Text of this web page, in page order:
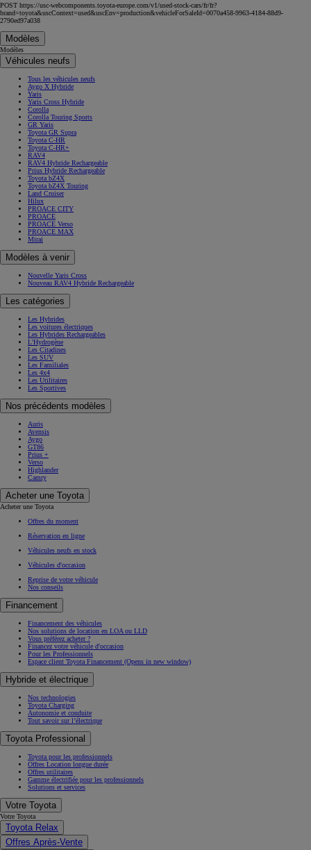
POST https://usc-webcomponents.toyota-europe.com/v1/used-stock-cars/fr/fr?
brand=toyota&uscContext=used&uscEnv=production&vehicleForSaleId=0070a458-9963-4184-88d9-
2790ed97a038
Modèles
Modèles
Véhicules neufs
Tous les véhicules neufs
Aygo X Hybride
Yaris
Yaris Cross Hybride
Corolla
Corolla Touring Sports
GR Yaris
Toyota GR Supra
Toyota C-HR
Toyota C-HR+
RAV4
RAV4 Hybride Rechargeable
Prius Hybride Rechargeable
Toyota bZ4X
Toyota bZ4X Touring
Land Cruiser
Hilux
PROACE CITY
PROACE
PROACE Verso
PROACE MAX
Mirai
Modèles à venir
Nouvelle Yaris Cross
Nouveau RAV4 Hybride Rechargeable
Les catégories
Les Hybrides
Les voitures électriques
Les Hybrides Rechargeables
L'Hydrogène
Les Citadines
Les SUV
Les Familiales
Les 4x4
Les Utilitaires
Les Sportives
Nos précédents modèles
Auris
Avensis
Aygo
GT86
Prius +
Verso
Highlander
Camry
Acheter une Toyota
Acheter une Toyota
Offres du moment
Réservation en ligne
Véhicules neufs en stock
Véhicules d'occasion
Reprise de votre véhicule
Nos conseils
Financement
Financement des véhicules
Nos solutions de location en LOA ou LLD
Vous préférez acheter ?
Financez votre véhicule d'occasion
Pour les Professionnels
Espace client Toyota Financement (Opens in new window)
Hybride et électrique
Nos technologies
Toyota Charging
Autonomie et conduite
Tout savoir sur l’électrique
Toyota Professional
Toyota pour les professionnels
Offres Location longue durée
Offres utilitaires
Gamme électrifiée pour les professionnels
Solutions et services
Votre Toyota
Votre Toyota
Toyota Relax
Offres Après-Vente